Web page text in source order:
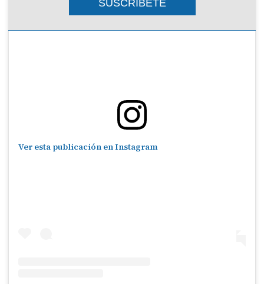
SUSCRIBETE
Ver esta publicación en Instagram